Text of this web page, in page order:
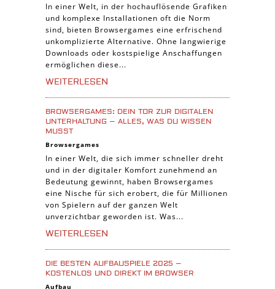
Sport Spiele
Pferde Spiele
Simulation Spiele
Tier Spiele
Casual Spiele
Abenteuer Spiele
Online Spiele
Trading Card Spiele
Manager Spiele
In einer Welt, in der hochauflösende Grafiken
und komplexe Installationen oft die Norm
sind, bieten Browsergames eine erfrischend
unkomplizierte Alternative. Ohne langwierige
Downloads oder kostspielige Anschaffungen
ermöglichen diese...
WEITERLESEN
BROWSERGAMES: DEIN TOR ZUR DIGITALEN
UNTERHALTUNG – ALLES, WAS DU WISSEN
MUSST
Browsergames
In einer Welt, die sich immer schneller dreht
und in der digitaler Komfort zunehmend an
Bedeutung gewinnt, haben Browsergames
eine Nische für sich erobert, die für Millionen
von Spielern auf der ganzen Welt
unverzichtbar geworden ist. Was...
WEITERLESEN
DIE BESTEN AUFBAUSPIELE 2025 –
KOSTENLOS UND DIREKT IM BROWSER
Aufbau